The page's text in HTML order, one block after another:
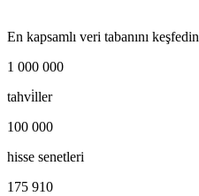
En kapsamlı veri tabanını keşfedin
1 000 000
tahvi̇ller
100 000
hisse senetleri
175 910